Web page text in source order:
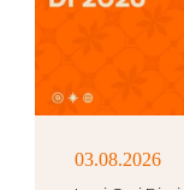
03.08.2026